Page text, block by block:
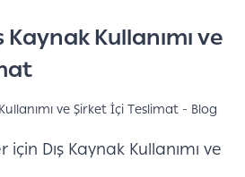
Kaynak Kullanımı ve
için Dış Kaynak Kullanımı ve